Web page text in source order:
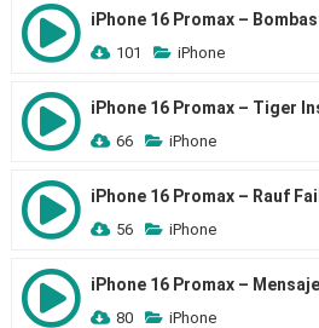
iPhone 16 Promax –
101 iPhone
iPhone 16 Promax – Tiger
66 iPhone
iPhone 16 Promax – Rauf
56 iPhone
iPhone 16 Promax – Mensaje
80 iPhone